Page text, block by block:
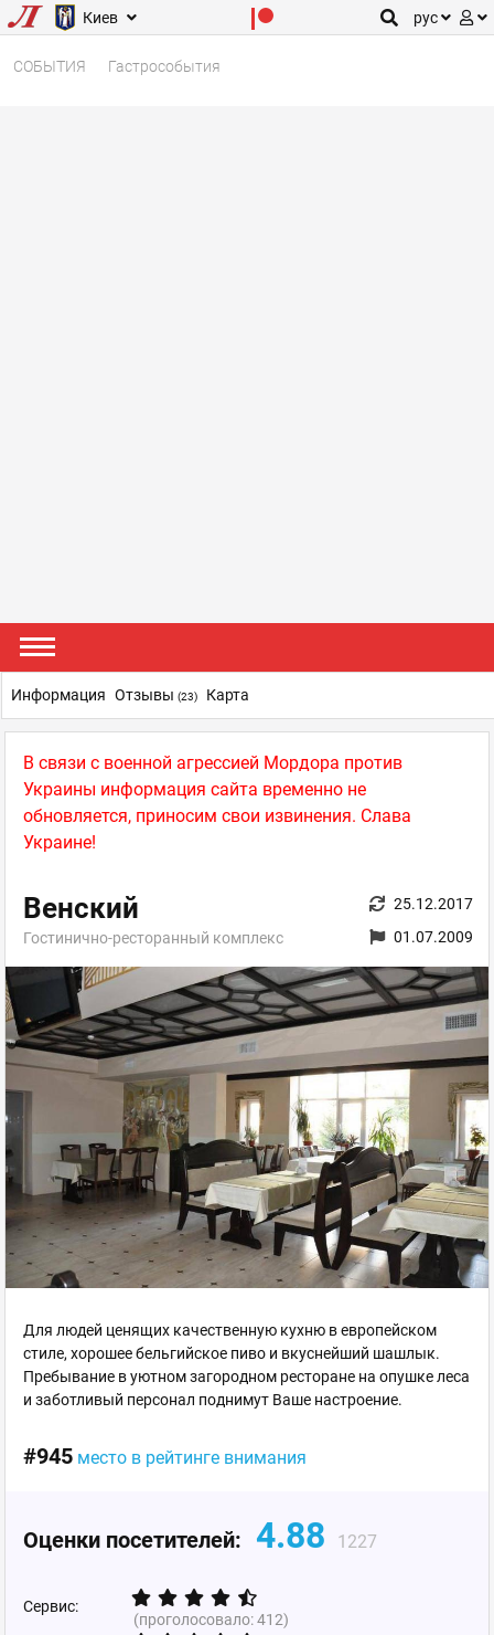
Киев рус
СОБЫТИЯ Гастрособытия
В связи с военной агрессией Мордора против
Украины информация сайта временно не
обновляется, приносим свои извинения. Слава
Украине!
Венский
Гостинично-ресторанный комплекс
25.12.2017
01.07.2009
Для людей ценящих качественную кухню в европейском
стиле, хорошее бельгийское пиво и вкуснейший шашлык.
Пребывание в уютном загородном ресторане на опушке леса
и заботливый персонал поднимут Ваше настроение.
#945 место в рейтинге внимания
Оценки посетителей: 4.88 1227
Сервис:
(проголосовало:412)
Информация Отзывы (23) Карта